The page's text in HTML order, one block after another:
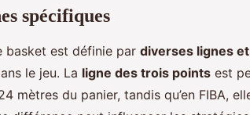
spécifiques
basket est définie par diverses lignes
le jeu. La ligne des trois points est
mètres du panier, tandis qu’en FIBA,